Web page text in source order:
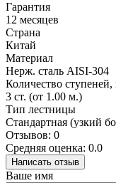
Гарантия
12 месяцев
Страна
Китай
Материал
Нерж. сталь AISI-304
Количество ступеней,
3 ст. (от 1.00 м.)
Тип лестницы
Стандартная (узкий
Отзывов: 0
Средняя оценка: 0.0
Написать отзыв
Ваше имя